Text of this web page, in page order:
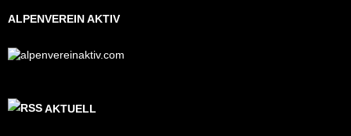
ALPENVEREIN AKTIV
AKTUELL